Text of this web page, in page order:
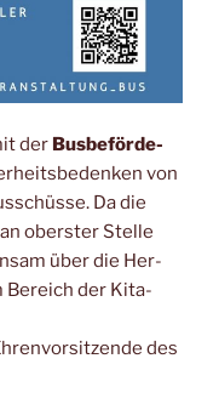
der Bus­be­för­de­
von
Da die
obers­ter Stel­le
über die Her­
Bereich der Kita-
des